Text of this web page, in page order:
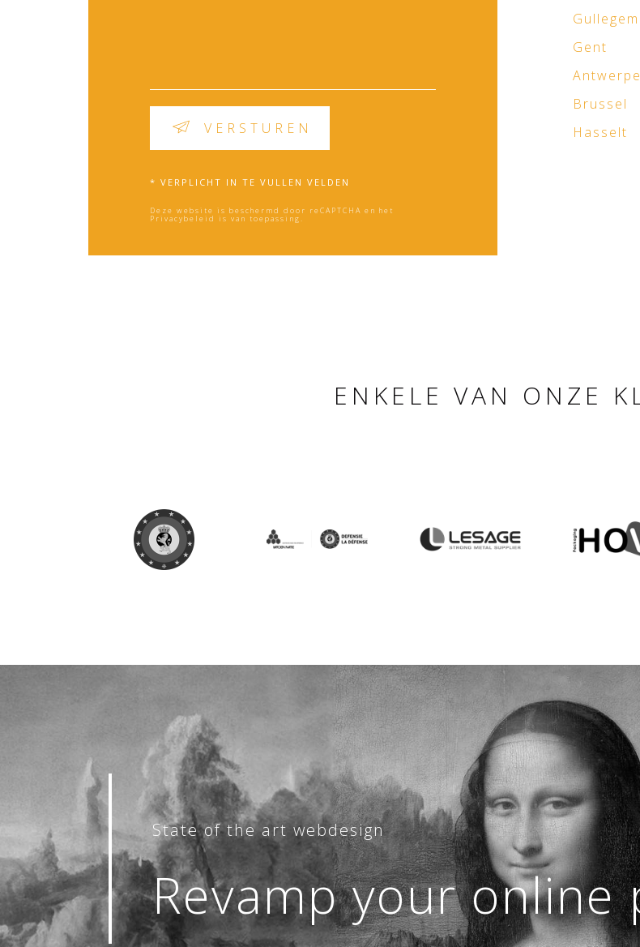
VERSTUREN
* VERPLICHT IN TE VULLEN VELDEN
Deze website is beschermd door reCAPTCHA en het
Privacybeleid is van toepassing.
Gullegem
Gent
Brussel
Hasselt
ENKELE VAN ONZE
State of the art webdesign
Revamp your online